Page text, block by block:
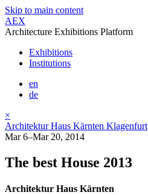
Skip to main content
AEX
Architecture Exhibitions Platform
Exhibitions
Institutions
en
de
×
Architektur Haus Kärnten Klagenfurt
Mar 6–Mar 20, 2014
The best House 2013
Architektur Haus Kärnten